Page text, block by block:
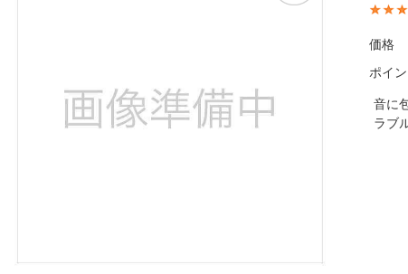
閲覧履歴
価格
ポイン
音に
ラブ